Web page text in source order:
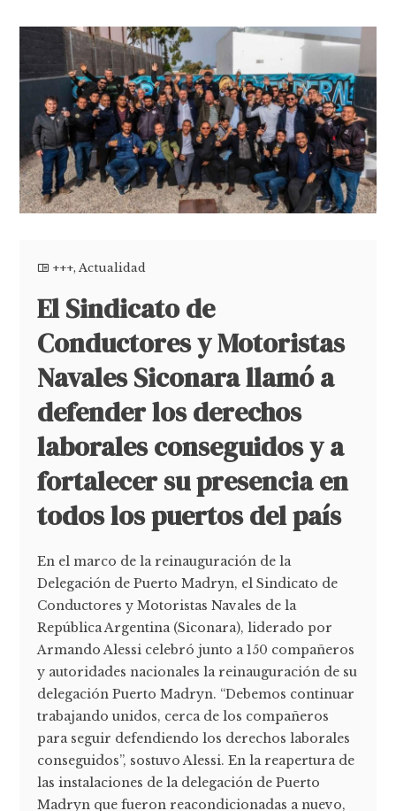
+++,Actualidad
El Sindicato de
Conductores y Motoristas
Navales Siconara llamó a
defender los derechos
laborales conseguidos y a
fortalecer su presencia en
todos los puertos del país
En el marco de la reinauguración de la
Delegación de Puerto Madryn, el Sindicato de
Conductores y Motoristas Navales de la
República Argentina (Siconara), liderado por
Armando Alessi celebró junto a 150 compañeros
y autoridades nacionales la reinauguración de su
delegación Puerto Madryn. “Debemos continuar
trabajando unidos, cerca de los compañeros
para seguir defendiendo los derechos laborales
conseguidos”, sostuvo Alessi. En la reapertura de
las instalaciones de la delegación de Puerto
Madryn que fueron reacondicionadas a nuevo,